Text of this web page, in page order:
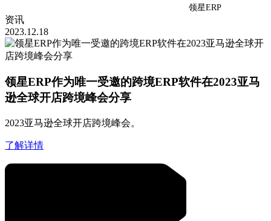
领星ERP
资讯
2023.12.18
领星ERP作为唯一受邀的跨境ERP软件在2023亚马
逊全球开店跨境峰会分享
2023亚马逊全球开店跨境峰会。
了解详情